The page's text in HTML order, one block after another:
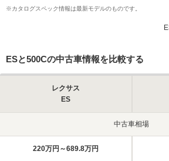
※カタログスペック情報は最新モデルのものです。
ESと500Cの中古車情報を比較する
レクサス
ES
中古車相場
220万円～689.8万円